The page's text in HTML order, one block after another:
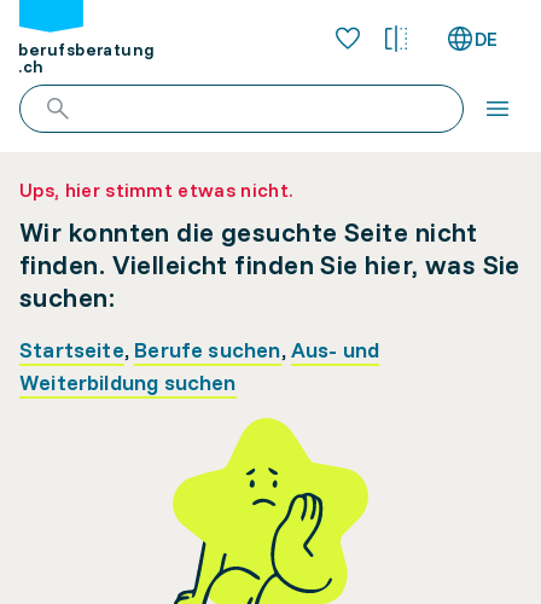
berufsberatung
.ch
DE
Ups, hier stimmt etwas nicht.
Wir konnten die gesuchte Seite nicht
finden. Vielleicht finden Sie hier, was Sie
suchen:
Startseite, Berufe suchen,Aus- und
Weiterbildung suchen